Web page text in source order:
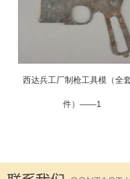
西达兵工厂制枪工具模（全
件）——1